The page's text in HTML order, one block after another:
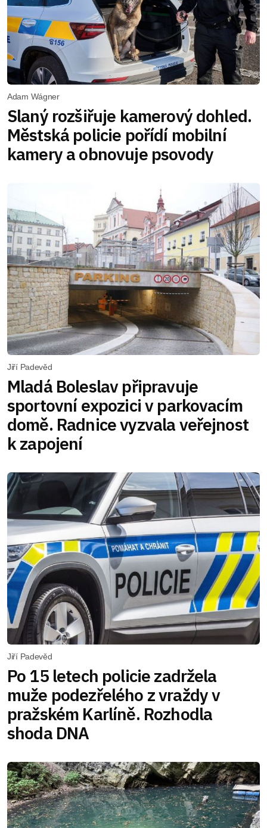
Adam Wágner
Slaný rozšiřuje kamerový dohled.
Městská policie pořídí mobilní
kamery a obnovuje psovody
Jiří Padevěd
Mladá Boleslav připravuje
sportovní expozici v parkovacím
domě. Radnice vyzvala veřejnost
k zapojení
Jiří Padevěd
Po 15 letech policie zadržela
muže podezřelého z vraždy v
pražském Karlíně. Rozhodla
shoda DNA